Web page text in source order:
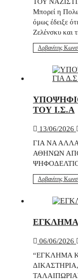
Μπορεί η
όμως έδειξε
Ζελένσκυ και
Αρβανίτης
ΤΟΥ Ι.Σ.Α
13/06/2026
ΓΙΑ ΝΑ
ΑΘΗΝΩΝ
Αρβανίτης
ΕΓΚΛΗΜΑ
06/06/2026
“ΕΓΚΛΗΜΑ